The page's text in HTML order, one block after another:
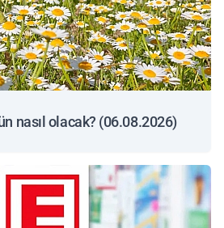
nasıl olacak? (06.08.2026)